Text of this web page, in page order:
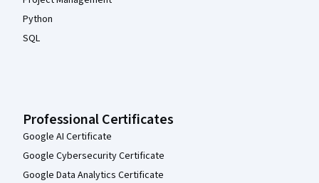
Python
SQL
Professional Certificates
Google AI Certificate
Google Cybersecurity Certificate
Google Data Analytics Certificate